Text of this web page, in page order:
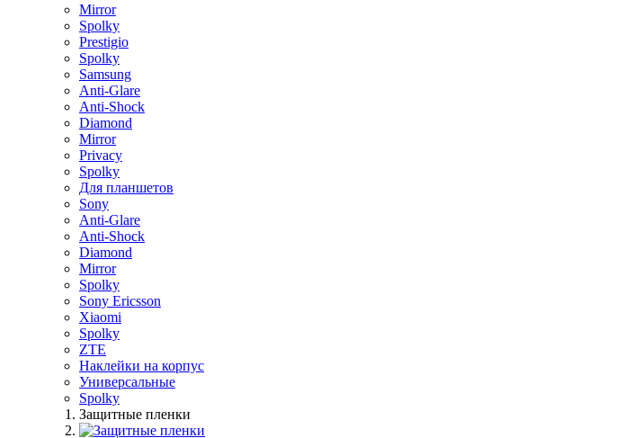
Mirror
Spolky
Prestigio
Spolky
Samsung
Anti-Glare
Anti-Shock
Diamond
Mirror
Privacy
Spolky
Для планшетов
Sony
Anti-Glare
Anti-Shock
Diamond
Mirror
Spolky
Sony Ericsson
Xiaomi
Spolky
ZTE
Наклейки на корпус
Универсальные
Spolky
Защитные пленки